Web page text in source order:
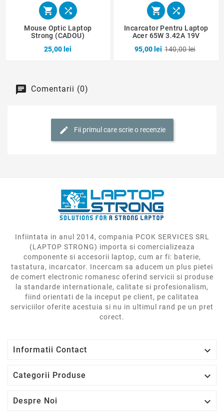
 
Mouse Optic Laptop
Strong (CADOU)
25,00 lei
 
Incarcator Pentru Laptop
Acer 65W 3.42A 19V
95,00 lei 140,00 lei
Comentarii (0)
Fii primul care scrie o recenzie
Infiintata in anul 2014, compania PCOK SERVICES SRL
(LAPTOP STRONG) importa si comercializeaza
componente si accesorii laptop, cum ar fi: baterie,
tastatura, incarcator. Incercam sa aducem un plus pietei
de comert electronic romanesc oferind servicii si produse
la standarde internationale, calitate si profesionalism,
fiind orientati de la inceput pe client, pe calitatea
serviciilor oferite acestuia si nu in ultimul rand pe un pret
corect.
Informatii Contact 
Categorii Produse 
Despre Noi 